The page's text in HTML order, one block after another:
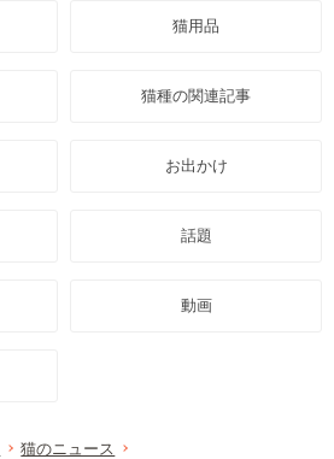
猫用品
猫種の関連記事
お出かけ
話題
動画
猫のニュース